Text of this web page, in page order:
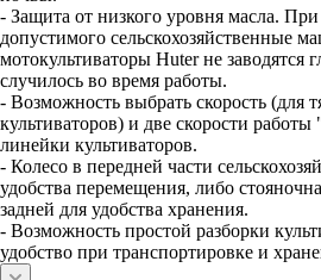
- Защита от низкого уровня масла.
допустимого сельскохозяйственные
мотокультиваторы Huter не заводятся
случилось во время работы.
- Возможность выбрать скорость (для
культиваторов) и две скорости
линейки культиваторов.
- Колесо в передней части
удобства перемещения, либо
задней для удобства хранения.
- Возможность простой разборки
удобство при транспортировке и